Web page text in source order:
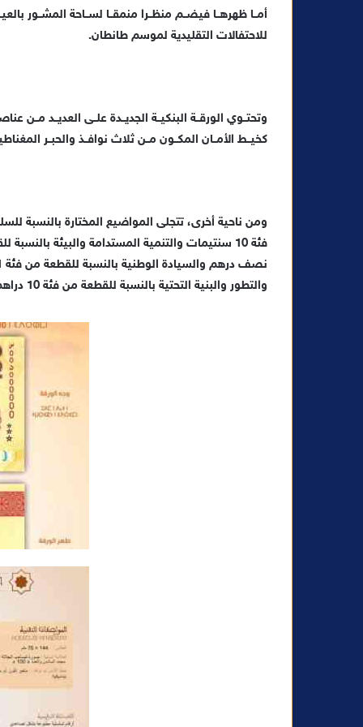
ا
أمــا ظهرهــا فيضــم منظــرا منمقــا لســاحة
للاحتفالات التقليدية لموسم طانطان.
وتحتــوي الورقــة البنكيــة الجديــدة علــى العديــد مــن
كخيــط الأمــان المكــون مــن ثلاث نوافــذ والحبــر
ومن ناحية أخرى، تتجلى المواضيع المختارة بالنسبة
والتطور والبنية التحتية بالنسبة للقطعة من فئة 10 دراهم.